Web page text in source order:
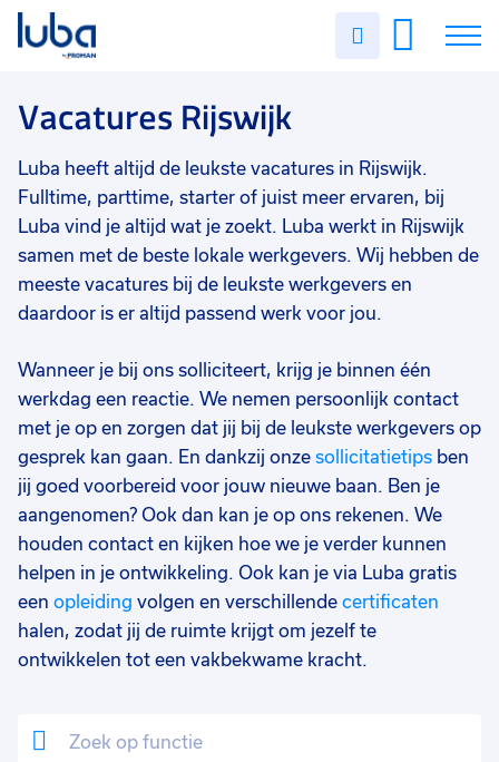
Uren
Vacatures
Over ons
Voor werkgevers
Contact
Vacatures Rijswijk
Luba heeft altijd de leukste vacatures in Rijswijk.
Fulltime, parttime, starter of juist meer ervaren, bij
Luba vind je altijd wat je zoekt. Luba werkt in Rijswijk
samen met de beste lokale werkgevers. Wij hebben de
meeste vacatures bij de leukste werkgevers en
daardoor is er altijd passend werk voor jou.
Wanneer je bij ons solliciteert, krijg je binnen één
werkdag een reactie. We nemen persoonlijk contact
met je op en zorgen dat jij bij de leukste werkgevers op
gesprek kan gaan. En dankzij onze sollicitatietips ben
jij goed voorbereid voor jouw nieuwe baan. Ben je
aangenomen? Ook dan kan je op ons rekenen. We
houden contact en kijken hoe we je verder kunnen
helpen in je ontwikkeling. Ook kan je via Luba gratis
een opleiding volgen en verschillende certificaten
halen, zodat jij de ruimte krijgt om jezelf te
ontwikkelen tot een vakbekwame kracht.
Filter vacatures
Vakgebied 0
Zorg 22
Magazijn/logistiek 11
Administratief/secretarieel 5
Commercieel
Industrie/productie 3
Staf/HR/Management
Bouw 2
Financieel
Winkel 1
Horeca/toerisme 1
Agro 1
Facilitair 1
Opleidingsniveau 0